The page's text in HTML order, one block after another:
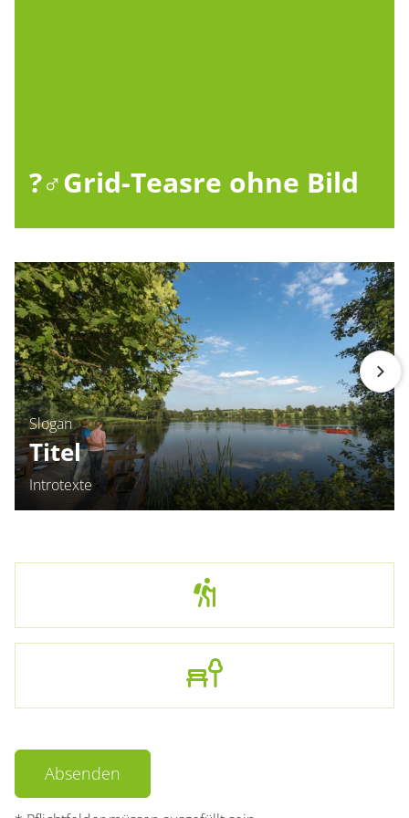
?‍♂️Grid-Teasre ohne Bild
Slogan
Titel
Introtexte
Label
Absenden